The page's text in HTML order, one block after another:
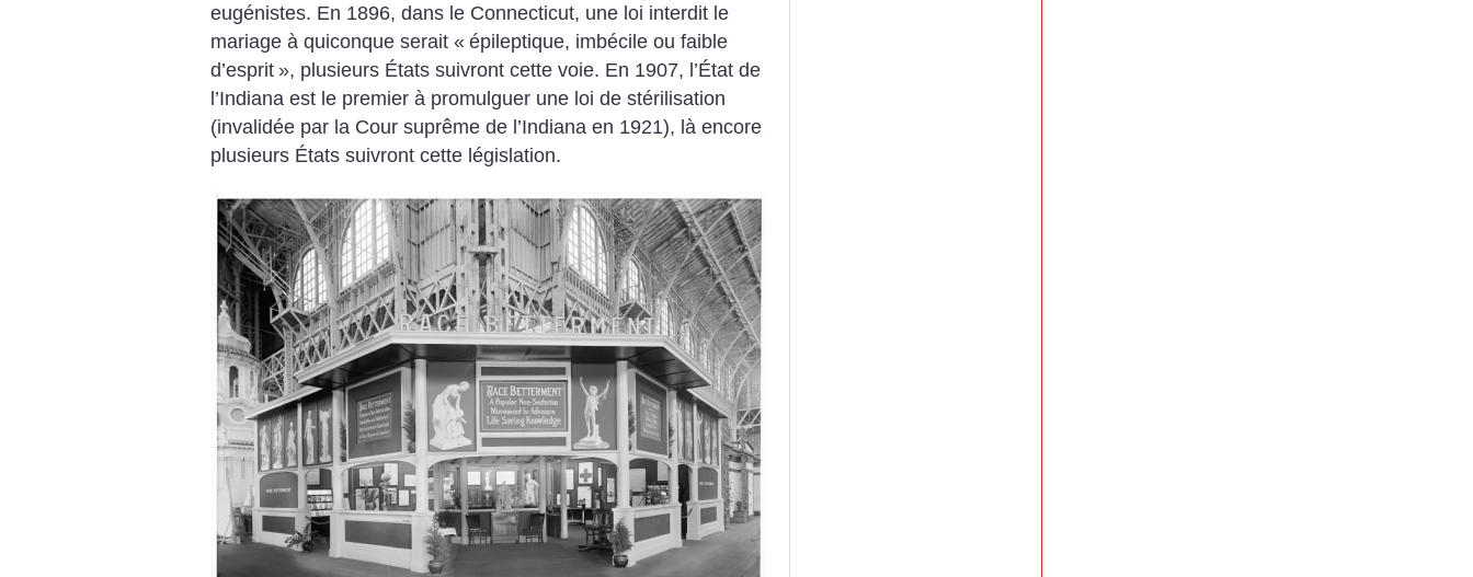
eugénistes. En 1896, dans le Connecticut, une loi interdit le
mariage à quiconque serait « épileptique, imbécile ou faible
d’esprit », plusieurs États suivront cette voie. En 1907, l’État de
l’Indiana est le premier à promulguer une loi de stérilisation
(invalidée par la Cour suprême de l’Indiana en 1921), là encore
plusieurs États suivront cette législation.